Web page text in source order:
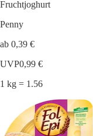
Fruchtjoghurt
Penny
ab 0,39 €
UVP0,99 €
1 kg = 1.56